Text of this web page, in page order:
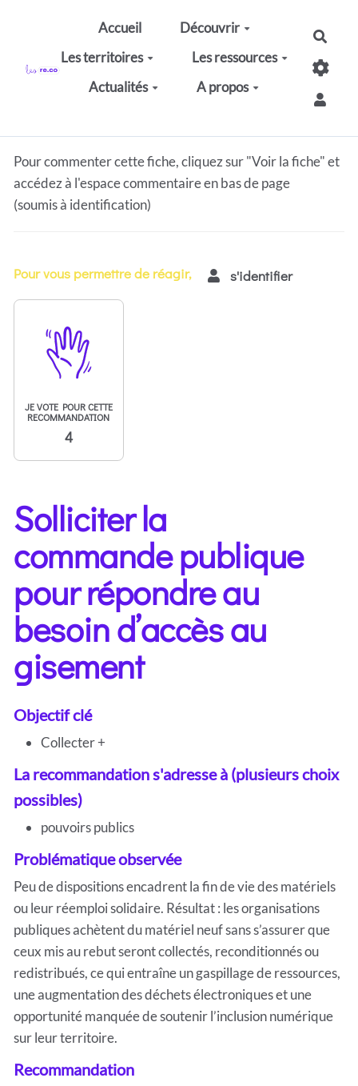
Aller au contenu principal
Accueil
Découvrir
Les territoires
Les ressources
Actualités
A propos
Pour commenter cette fiche, cliquez sur "Voir la fiche" et
accédez à l'espace commentaire en bas de page
(soumis à identification)
Pour vous permettre de réagir, s'identifier
JE VOTE POUR CETTE
RECOMMANDATION
4
Solliciter la
commande publique
pour répondre au
besoin d’accès au
gisement
Objectif clé
Collecter +
La recommandation s'adresse à (plusieurs choix
possibles)
pouvoirs publics
Problématique observée
Peu de dispositions encadrent la fin de vie des matériels
ou leur réemploi solidaire. Résultat : les organisations
publiques achètent du matériel neuf sans s’assurer que
ceux mis au rebut seront collectés, reconditionnés ou
redistribués, ce qui entraîne un gaspillage de ressources,
une augmentation des déchets électroniques et une
opportunité manquée de soutenir l’inclusion numérique
sur leur territoire.
Recommandation